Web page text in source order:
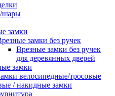
шары
замки
замки без ручек
Врезные замки без ручек
для деревянных дверей
замки
велосипедные/тросовые
/ накидные замки